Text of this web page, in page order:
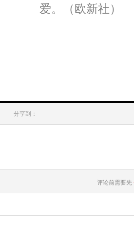
爱。（欧新社）
分享到：
评论前需要先